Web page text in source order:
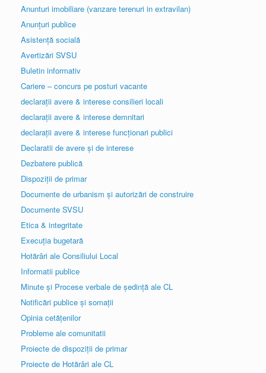
Anunturi imobiliare (vanzare terenuri in extravilan)
Anunțuri publice
Asistență socială
Avertizări SVSU
Buletin informativ
Cariere – concurs pe posturi vacante
declarații avere & interese consilieri locali
declarații avere & interese demnitari
declarații avere & interese funcționari publici
Declaratii de avere și de interese
Dezbatere publică
Dispoziții de primar
Documente de urbanism și autorizări de construire
Documente SVSU
Etica & integritate
Execuția bugetară
Hotărâri ale Consiliului Local
Informatii publice
Minute și Procese verbale de ședință ale CL
Notificări publice și somații
Opinia cetățenilor
Probleme ale comunitatii
Proiecte de dispoziții de primar
Proiecte de Hotărâri ale CL